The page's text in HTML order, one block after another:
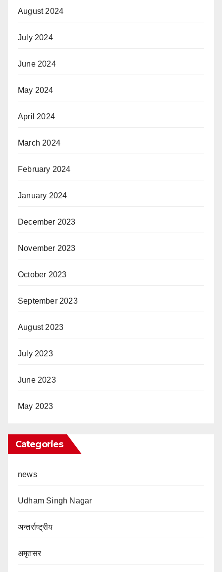
August 2024
July 2024
June 2024
May 2024
April 2024
March 2024
February 2024
January 2024
December 2023
November 2023
October 2023
September 2023
August 2023
July 2023
June 2023
May 2023
Categories
news
Udham Singh Nagar
अन्तर्राष्ट्रीय
अमृतसर